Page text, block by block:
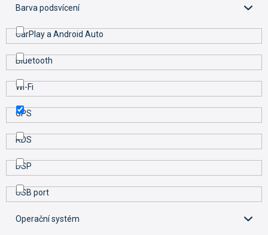
Barva podsvícení
CarPlay a Android Auto
Bluetooth
Wi-Fi
GPS
RDS
DSP
USB port
Operační systém